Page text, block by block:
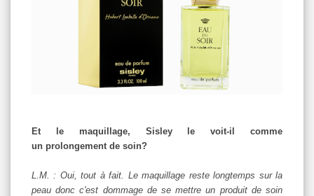
Et le maquillage, Sisley le voit-il comme
un prolongement de soin?
L.M. : Oui, tout à fait. Le maquillage reste longtemps sur la
peau donc c'est dommage de se mettre un produit de soin